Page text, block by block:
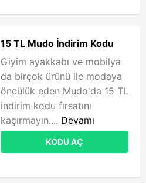
15 TL Mudo İndirim Kodu
Giyim ayakkabı ve mobilya
da birçok ürünü ile modaya
öncülük eden Mudo'da 15 TL
indirim kodu fırsatını
kaçırmayın.... Devamı
KODU AÇ